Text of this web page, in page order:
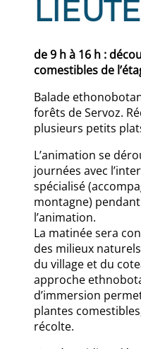
de 9 h à 16 h :
comestibles de
Balade
forêts de Servoz.
plusieurs petits
L’animation se
journées avec
spécialisé
montagne)
l’animation.
La matinée sera
des milieux
du village et du
approche
d’immersion
plantes
récolte.